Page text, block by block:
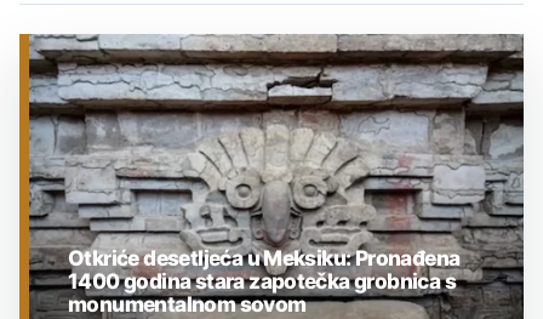
Otkriće desetljeća u Meksiku: Pronađena
1400 godina stara zapotečka grobnica s
monumentalnom sovom